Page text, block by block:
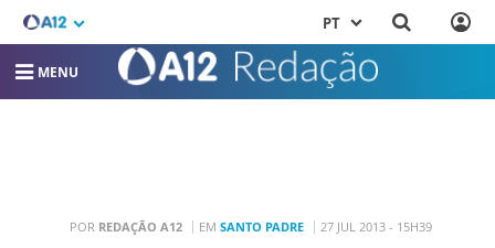
PT
MENU
POR REDAÇÃO A12 EM SANTO PADRE 27 JUL 2013 - 15H39